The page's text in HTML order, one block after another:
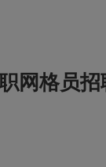
网格员